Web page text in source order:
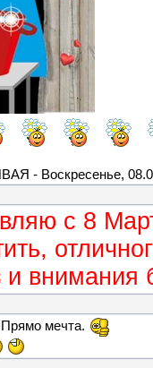
- Воскресенье,
с 8
и внимания
мечта.